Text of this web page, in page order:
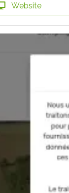
Website